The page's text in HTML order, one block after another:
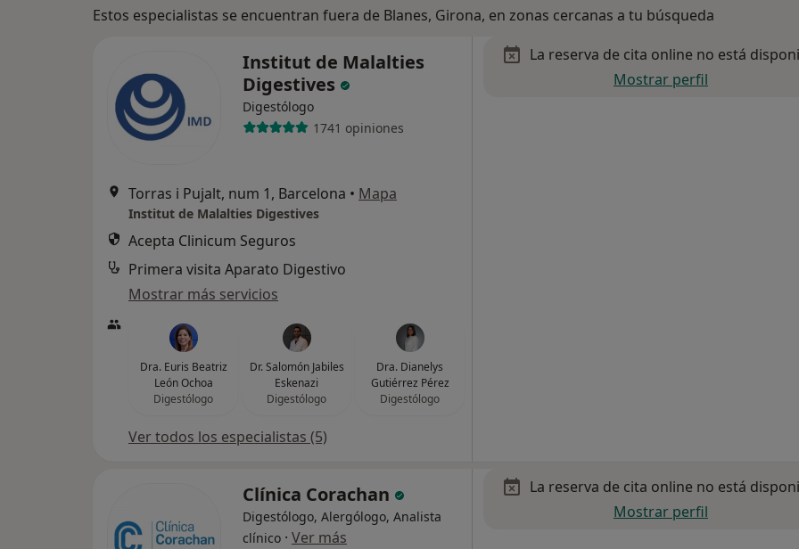
Estos especialistas se encuentran fuera de Blanes, Girona, en zonas cercanas a tu búsqueda
Institut de Malalties
Digestives
Digestólogo
1741 opiniones
Torras i Pujalt, num 1, Barcelona • Mapa
Institut de Malalties Digestives
Acepta Clinicum Seguros
Primera visita Aparato Digestivo
Mostrar más servicios
Dra. Euris Beatriz
León Ochoa
Digestólogo
Dr. Salomón Jabiles
Eskenazi
Digestólogo
Dra. Dianelys
Gutiérrez Pérez
Digestólogo
Ver todos los especialistas (5)
La reserva de cita online no está
Mostrar perfil
Clínica Corachan
Digestólogo, Alergólogo, Analista
clínico · Ver más
La reserva de cita online no está
Mostrar perfil